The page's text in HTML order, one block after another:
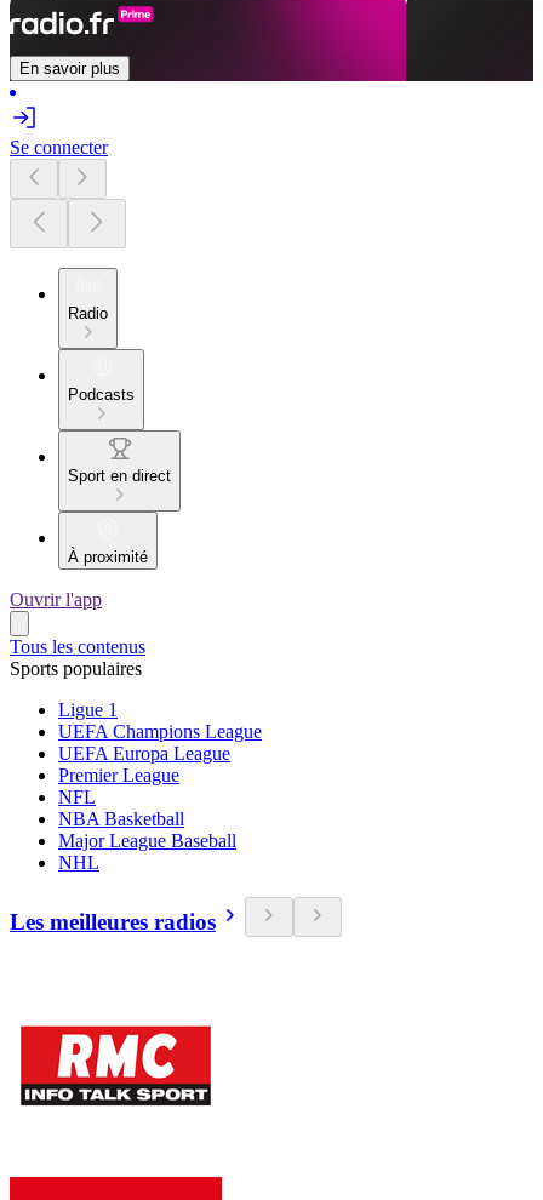
En savoir plus
Se connecter
Radio
Podcasts
Sport en direct
À proximité
Ouvrir l'app
Tous les contenus
Sports populaires
Ligue 1
UEFA Champions League
UEFA Europa League
Premier League
NFL
NBA Basketball
Major League Baseball
NHL
Les meilleures radios